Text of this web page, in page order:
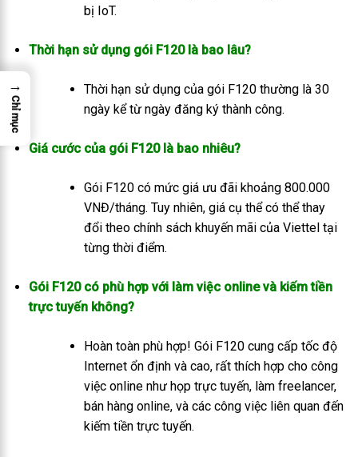
bị IoT.
Thời hạn sử dụng gói F120 là bao lâu?
Thời hạn sử dụng của gói F120 thường là 30
ngày kể từ ngày đăng ký thành công.
Giá cước của gói F120 là bao nhiêu?
Gói F120 có mức giá ưu đãi khoảng 800.000
VNĐ/tháng. Tuy nhiên, giá cụ thể có thể thay
đổi theo chính sách khuyến mãi của Viettel tại
từng thời điểm.
Gói F120 có phù hợp với làm việc online và kiếm tiền
trực tuyến không?
Hoàn toàn phù hợp! Gói F120 cung cấp tốc độ
Internet ổn định và cao, rất thích hợp cho công
việc online như họp trực tuyến, làm freelancer,
bán hàng online, và các công việc liên quan đến
kiếm tiền trực tuyến.
→
Chỉ mục